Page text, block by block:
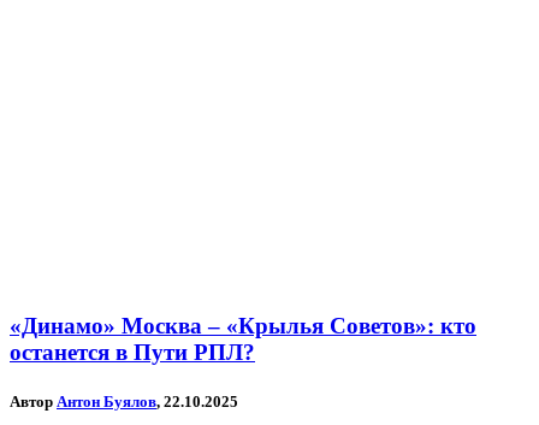
«Динамо» Москва – «Крылья Советов»: кто
останется в Пути РПЛ?
Автор Антон Буялов, 22.10.2025